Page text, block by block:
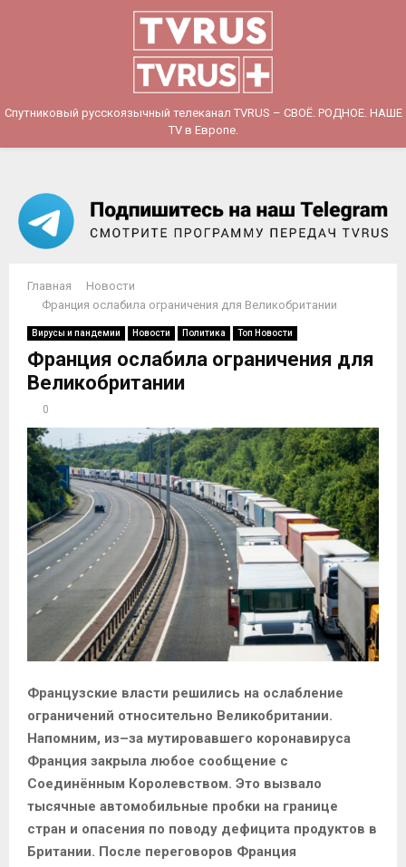
Спутниковый русскоязычный телеканал TVRUS – СВОЁ. РОДНОЕ. НАШЕ
TV в Европе.
Главная
Новости
Франция ослабила ограничения для Великобритании
Вирусы и пандемии Новости Политика Топ Новости
Франция ослабила ограничения для
Великобритании
0
Французские власти решились на ослабление
ограничений относительно Великобритании.
Напомним, из–за мутировавшего коронавируса
Франция закрыла любое сообщение с
Соединённым Королевством. Это вызвало
тысячные автомобильные пробки на границе
стран и опасения по поводу дефицита продуктов в
Британии. После переговоров Франция